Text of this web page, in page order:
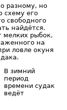
разному, но
схему его
свободного
найдётся.
мелких рыбок,
на
ловле окуня
В зимний
период
времени судак
ведёт